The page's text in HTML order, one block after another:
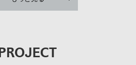
PROJECT